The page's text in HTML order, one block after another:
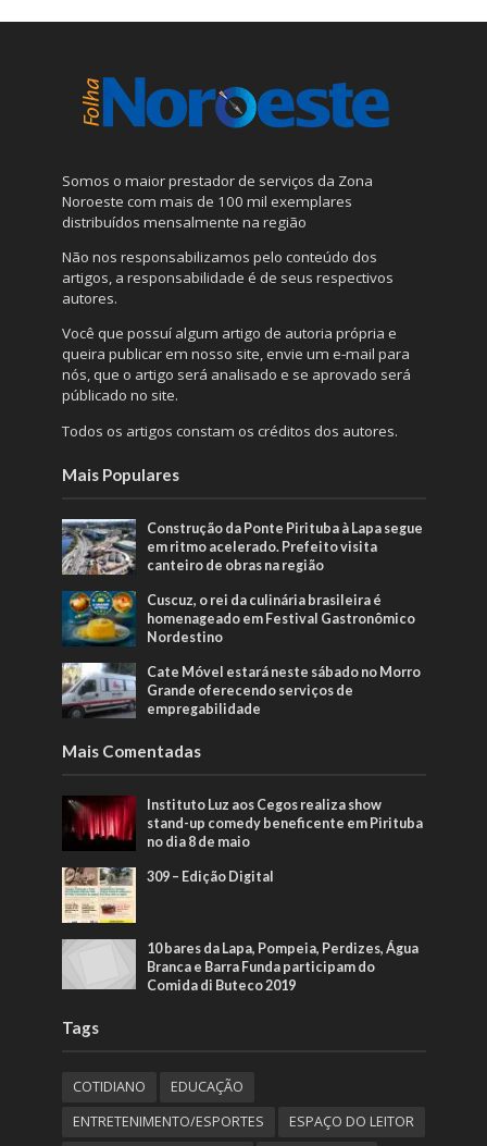
Somos o maior prestador de serviços da Zona
Noroeste com mais de 100 mil exemplares
distribuídos mensalmente na região
Não nos responsabilizamos pelo conteúdo dos
artigos, a responsabilidade é de seus respectivos
autores.
Você que possuí algum artigo de autoria própria e
queira publicar em nosso site, envie um e-mail para
nós, que o artigo será analisado e se aprovado será
públicado no site.
Todos os artigos constam os créditos dos autores.
Mais Populares
Construção da Ponte Pirituba à Lapa segue
em ritmo acelerado. Prefeito visita
canteiro de obras na região
Cuscuz, o rei da culinária brasileira é
homenageado em Festival Gastronômico
Nordestino
Cate Móvel estará neste sábado no Morro
Grande oferecendo serviços de
empregabilidade
Mais Comentadas
Instituto Luz aos Cegos realiza show
stand-up comedy beneficente em Pirituba
no dia 8 de maio
309 – Edição Digital
10 bares da Lapa, Pompeia, Perdizes, Água
Branca e Barra Funda participam do
Comida di Buteco 2019
Tags
COTIDIANO
EDUCAÇÃO
ENTRETENIMENTO/ESPORTES
ESPAÇO DO LEITOR